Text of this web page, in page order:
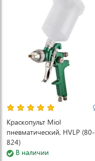
Краскопульт Miol
пневматический, HVLP (80-
824)
В наличии